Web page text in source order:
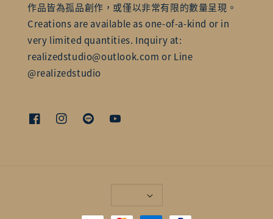
作品皆為孤品創作，或僅以非常有限的數量呈現。
Creations are available as one-of-a-kind or in
very limited quantities. Inquiry at:
realizedstudio@outlook.com or Line
@realizedstudio